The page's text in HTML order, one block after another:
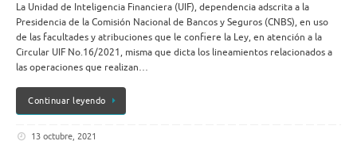
La Unidad de Inteligencia Financiera (UIF), dependencia adscrita a la
Presidencia de la Comisión Nacional de Bancos y Seguros (CNBS), en uso
de las facultades y atribuciones que le confiere la Ley, en atención a la
Circular UIF No.16/2021, misma que dicta los lineamientos relacionados a
las operaciones que realizan…
Continuar leyendo
13 octubre, 2021